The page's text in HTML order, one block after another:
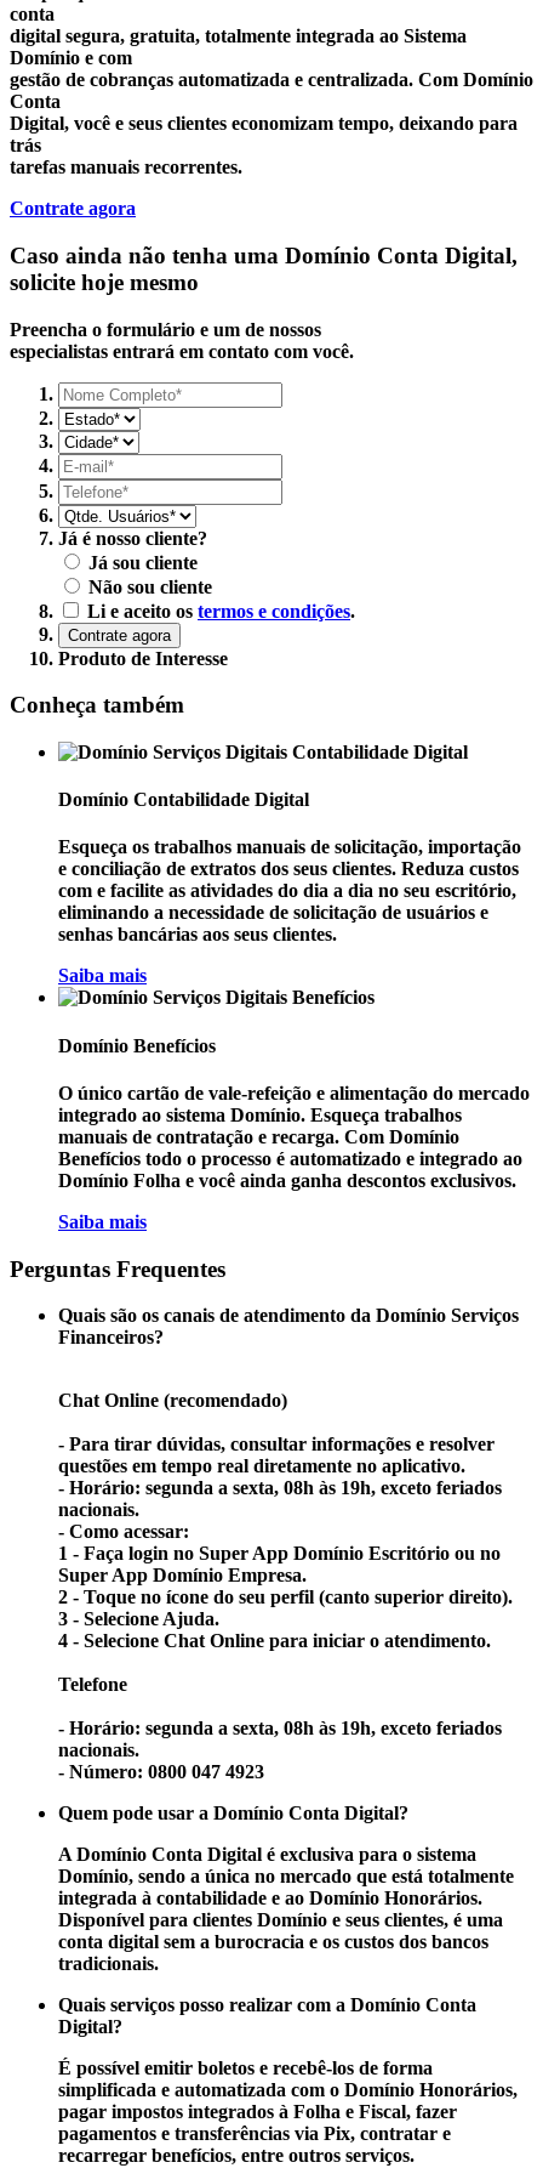
conta
digital segura, gratuita, totalmente integrada ao Sistema
Domínio e com
gestão de cobranças automatizada e centralizada. Com Domínio
Conta
Digital, você e seus clientes economizam tempo, deixando para
trás
tarefas manuais recorrentes.
Contrate agora
Caso ainda não tenha uma Domínio Conta Digital,
solicite hoje mesmo
Preencha o formulário e um de nossos
especialistas entrará em contato com você.
Já é nosso cliente?
Já sou cliente
Não sou cliente
Li e aceito os termos e condições.
Contrate agora
Produto de Interesse
Conheça também
Domínio Contabilidade Digital
Esqueça os trabalhos manuais de solicitação, importação
e conciliação de extratos dos seus clientes. Reduza custos
com e facilite as atividades do dia a dia no seu escritório,
eliminando a necessidade de solicitação de usuários e
senhas bancárias aos seus clientes.​​
Saiba mais
Domínio Benefícios
O único cartão de vale-refeição e alimentação do mercado
integrado ao sistema Domínio. Esqueça trabalhos
manuais de contratação e recarga. Com Domínio
Benefícios todo o processo é automatizado e integrado ao
Domínio Folha e você ainda ganha descontos exclusivos.​​
Saiba mais
Perguntas Frequentes
Quais são os canais de atendimento da Domínio Serviços
Financeiros?
Chat Online (recomendado)
- Para tirar dúvidas, consultar informações e resolver
questões em tempo real diretamente no aplicativo.
- Horário: segunda a sexta, 08h às 19h, exceto feriados
nacionais.
- Como acessar:
1 - Faça login no Super App Domínio Escritório ou no
Super App Domínio Empresa.
2 - Toque no ícone do seu perfil (canto superior direito).
3 - Selecione Ajuda.
4 - Selecione Chat Online para iniciar o atendimento.
Telefone
- Horário: segunda a sexta, 08h às 19h, exceto feriados
nacionais.
- Número: 0800 047 4923
Quem pode usar a Domínio Conta Digital?
A Domínio Conta Digital é exclusiva para o sistema
Domínio, sendo a única no mercado que está totalmente
integrada à contabilidade e ao Domínio Honorários.
Disponível para clientes Domínio e seus clientes, é uma
conta digital sem a burocracia e os custos dos bancos
tradicionais.
Quais serviços posso realizar com a Domínio Conta
Digital?
É possível emitir boletos e recebê-los de forma
simplificada e automatizada com o Domínio Honorários,
pagar impostos integrados à Folha e Fiscal, fazer
pagamentos e transferências via Pix, contratar e
recarregar benefícios, entre outros serviços.